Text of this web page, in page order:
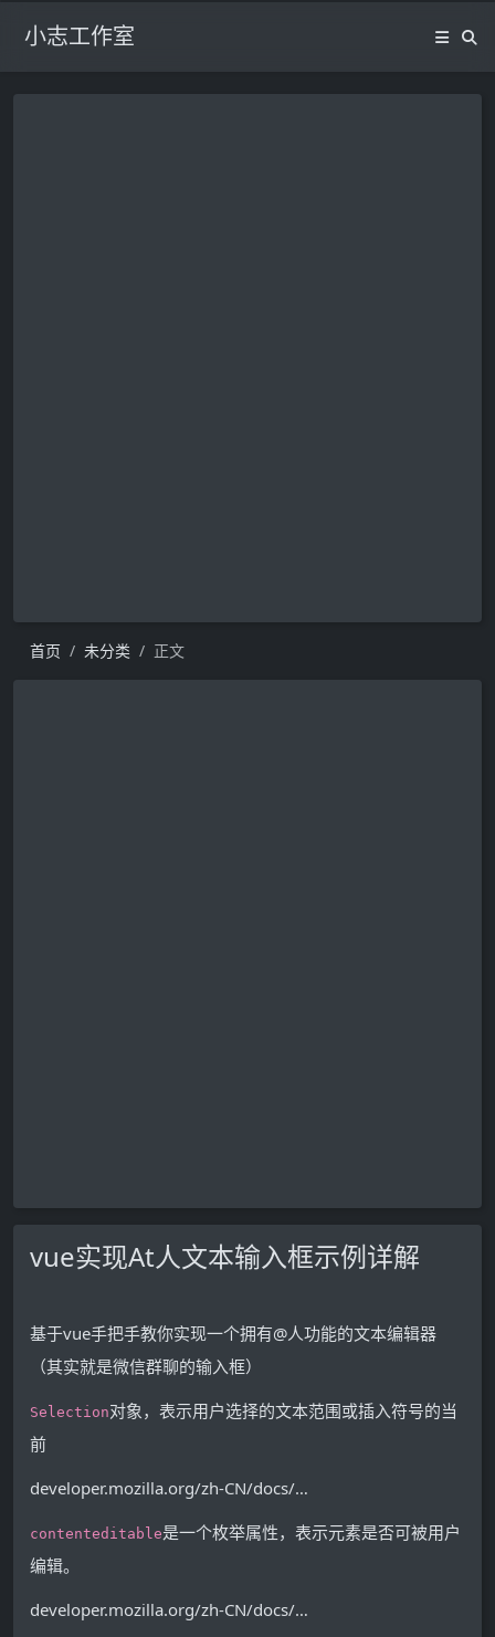
小志工作室
首页 未分类 正文
vue实现At人文本输入框示例详解
基于vue手把手教你实现一个拥有@人功能的文本编辑器
（其实就是微信群聊的输入框）
Selection对象，表示用户选择的文本范围或插入符号的当
前
developer.mozilla.org/zh-CN/docs/…
contenteditable是一个枚举属性，表示元素是否可被用户
编辑。
developer.mozilla.org/zh-CN/docs/…